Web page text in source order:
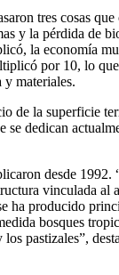
tres cosas
y la pérdida de
la economía
por 10, lo
y materiales.
de la superficie
se dedican
desde 1992.
vinculada al
ha producido
bosques
pastizales”,